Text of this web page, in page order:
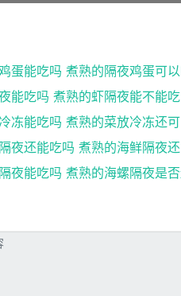
蛋能吃吗 煮熟的隔夜鸡蛋可
能吃吗 煮熟的虾隔夜能不能吃